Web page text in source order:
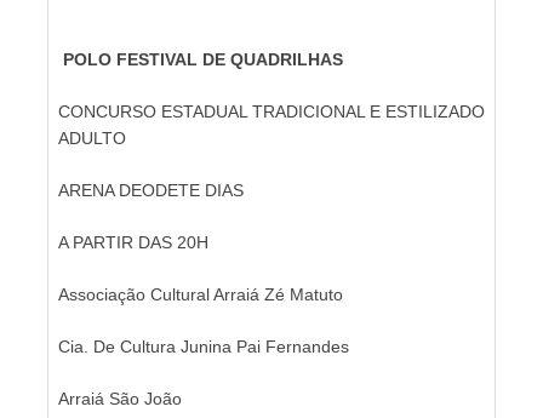
POLO FESTIVAL DE QUADRILHAS
CONCURSO ESTADUAL TRADICIONAL E ESTILIZADO
ADULTO
ARENA DEODETE DIAS
A PARTIR DAS 20H
Associação Cultural Arraiá Zé Matuto
Cia. De Cultura Junina Pai Fernandes
Arraiá São João